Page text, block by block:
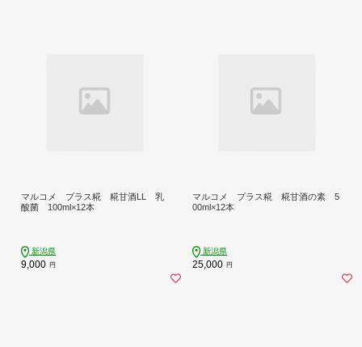
マルコメ プラス糀 糀甘酒LL 乳
酸菌 100ml×12本
新潟県
9,000 円
マルコメ プラス糀 糀甘酒の素 5
00ml×12本
新潟県
25,000 円